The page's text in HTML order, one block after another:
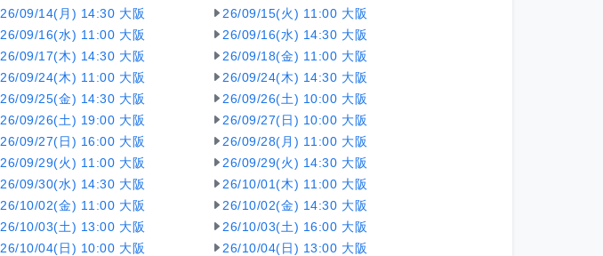
26/09/14(月) 14:30 大阪
26/09/15(火) 11:00 大阪
26/09/16(水) 11:00 大阪
26/09/16(水) 14:30 大阪
26/09/17(木) 14:30 大阪
26/09/18(金) 11:00 大阪
26/09/24(木) 11:00 大阪
26/09/24(木) 14:30 大阪
26/09/25(金) 14:30 大阪
26/09/26(土) 10:00 大阪
26/09/26(土) 19:00 大阪
26/09/27(日) 10:00 大阪
26/09/27(日) 16:00 大阪
26/09/28(月) 11:00 大阪
26/09/29(火) 11:00 大阪
26/09/29(火) 14:30 大阪
26/09/30(水) 14:30 大阪
26/10/01(木) 11:00 大阪
26/10/02(金) 11:00 大阪
26/10/02(金) 14:30 大阪
26/10/03(土) 13:00 大阪
26/10/03(土) 16:00 大阪
26/10/04(日) 10:00 大阪
26/10/04(日) 13:00 大阪